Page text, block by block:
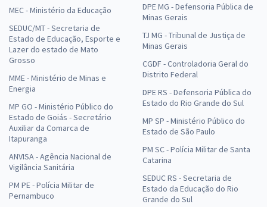
MEC - Ministério da Educação
SEDUC/MT - Secretaria de
Estado de Educação, Esporte e
Lazer do estado de Mato
Grosso
MME - Ministério de Minas e
Energia
MP GO - Ministério Público do
Estado de Goiás - Secretário
Auxiliar da Comarca de
Itapuranga
ANVISA - Agência Nacional de
Vigilância Sanitária
PM PE - Polícia Militar de
Pernambuco
DPE MG - Defensoria Pública de
Minas Gerais
TJ MG - Tribunal de Justiça de
Minas Gerais
CGDF - Controladoria Geral do
Distrito Federal
DPE RS - Defensoria Pública do
Estado do Rio Grande do Sul
MP SP - Ministério Público do
Estado de São Paulo
PM SC - Polícia Militar de Santa
Catarina
SEDUC RS - Secretaria de
Estado da Educação do Rio
Grande do Sul